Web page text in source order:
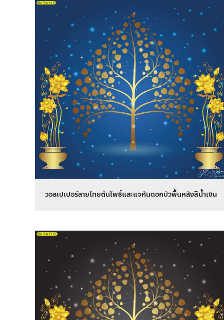
วอลเปเปอร์ลายไทยต้นโพธิ์และแจกันดอกบัวพื้นหลังสีน้ำเงิน